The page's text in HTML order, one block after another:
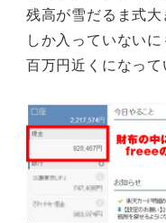
残高が雪だるま式
しか入っていない
百万円近くになって